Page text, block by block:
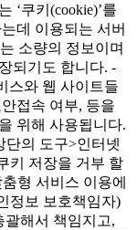
‘쿠키(cookie)’를
데 이용되는 서버
소량의 정보이며
되기도 합니다. -
스와 웹 사이트들
접속 여부, 등을
위해 사용됩니다.
단의 도구>인터넷
키 저장을 거부 할
형 서비스 이용에
정보 보호책임자)
해서 책임지고,